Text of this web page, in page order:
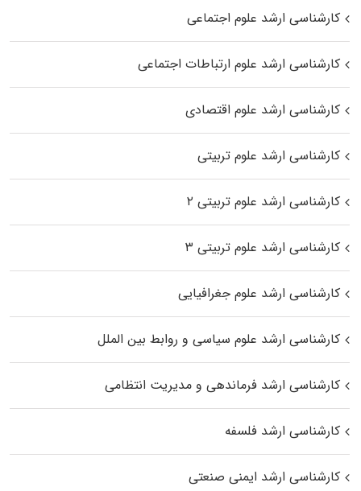
کارشناسی ارشد علوم اجتماعی
کارشناسی ارشد علوم ارتباطات اجتماعی
کارشناسی ارشد علوم اقتصادی
کارشناسی ارشد علوم تربیتی
کارشناسی ارشد علوم تربیتی ۲
کارشناسی ارشد علوم تربیتی ۳
کارشناسی ارشد علوم جغرافیایی
کارشناسی ارشد علوم سیاسی و روابط بین الملل
کارشناسی ارشد فرماندهی و مدیریت انتظامی
کارشناسی ارشد فلسفه
کارشناسی ارشد ایمنی صنعتی